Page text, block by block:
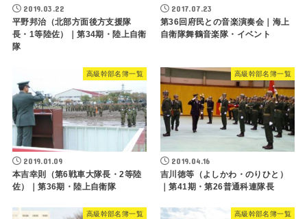
2019.03.22
平野邦治（北部方面後方支援隊
長・1等陸佐）｜第34期・陸上自衛
隊
2017.07.23
第36回府民との音楽演奏会｜海上
自衛隊舞鶴音楽隊・イベント
高級幹部名簿一覧
2019.01.09
本吉幸則（第6戦車大隊長・2等陸
佐）｜第36期・陸上自衛隊
高級幹部名簿一覧
2019.04.16
吉川徳等（よしかわ・のりひと）
｜第41期・第26普通科連隊長
高級幹部名簿一覧 高級幹部名簿一覧